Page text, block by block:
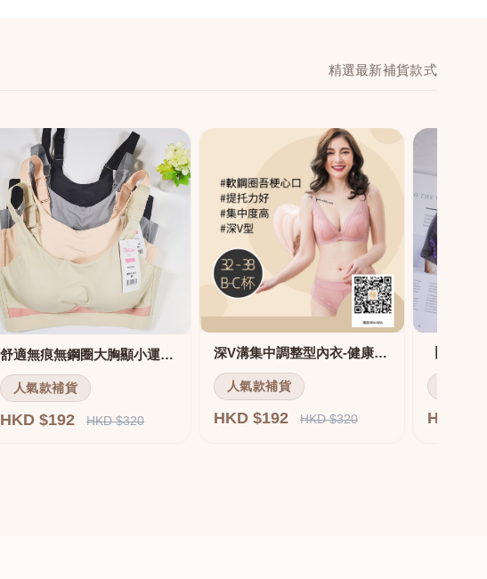
精選最新補貨款式
舒適無痕無鋼圈大胸顯小運動內衣
人氣款補貨
HKD $192 HKD $320
深V溝集中調整型內衣-健康軟鋼圈
人氣款補貨
HKD $192 HKD $320 HKD